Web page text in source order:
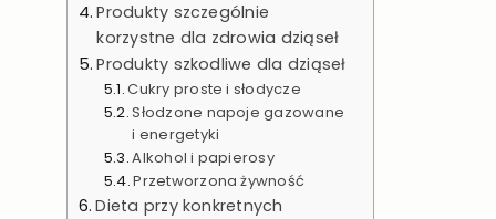
Produkty szczególnie
korzystne dla zdrowia dziąseł
Produkty szkodliwe dla dziąseł
Cukry proste i słodycze
Słodzone napoje gazowane
i energetyki
Alkohol i papierosy
Przetworzona żywność
Dieta przy konkretnych